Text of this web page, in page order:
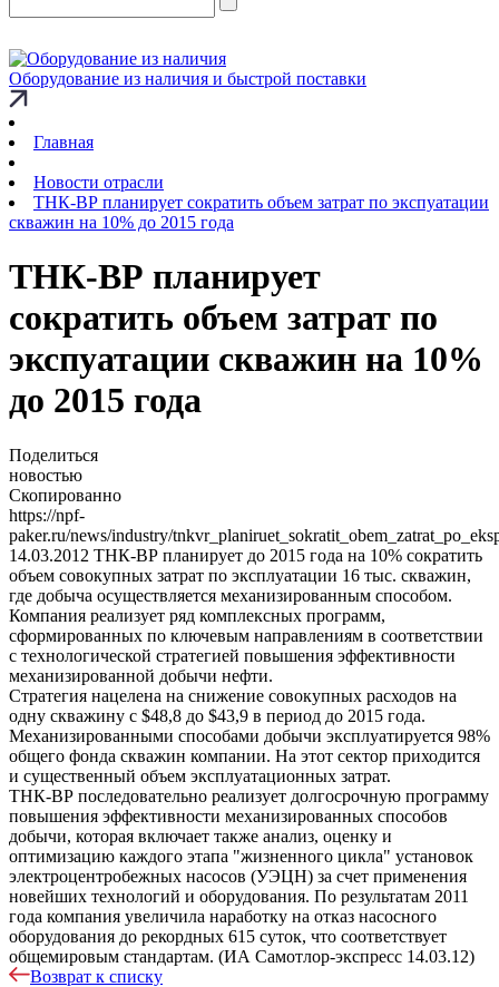
Оборудование из наличия и быстрой поставки
Главная
Новости отрасли
ТНК-ВР планирует сократить объем затрат по экспуатации
скважин на 10% до 2015 года
ТНК-ВР планирует
сократить объем затрат по
экспуатации скважин на 10%
до 2015 года
Поделиться
новостью
Скопированно
https://npf-
paker.ru/news/industry/
14.03.2012 ТНК-ВР планирует до 2015 года на 10% сократить
объем совокупных затрат по эксплуатации 16 тыс. скважин,
где добыча осуществляется механизированным способом.
Компания реализует ряд комплексных программ,
сформированных по ключевым направлениям в соответствии
с технологической стратегией повышения эффективности
механизированной добычи нефти.
Стратегия нацелена на снижение совокупных расходов на
одну скважину с $48,8 до $43,9 в период до 2015 года.
Механизированными способами добычи эксплуатируется 98%
общего фонда скважин компании. На этот сектор приходится
и существенный объем эксплуатационных затрат.
ТНК-ВР последовательно реализует долгосрочную программу
повышения эффективности механизированных способов
добычи, которая включает также анализ, оценку и
оптимизацию каждого этапа "жизненного цикла" установок
электроцентробежных насосов (УЭЦН) за счет применения
новейших технологий и оборудования. По результатам 2011
года компания увеличила наработку на отказ насосного
оборудования до рекордных 615 суток, что соответствует
общемировым стандартам. (ИА Самотлор-экспресс 14.03.12)
Возврат к списку